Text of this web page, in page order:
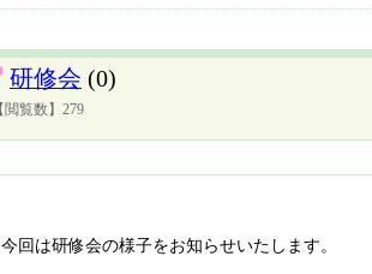
研修会 (0)
閲覧数】279
は研修会の様子をお知らせいたします。